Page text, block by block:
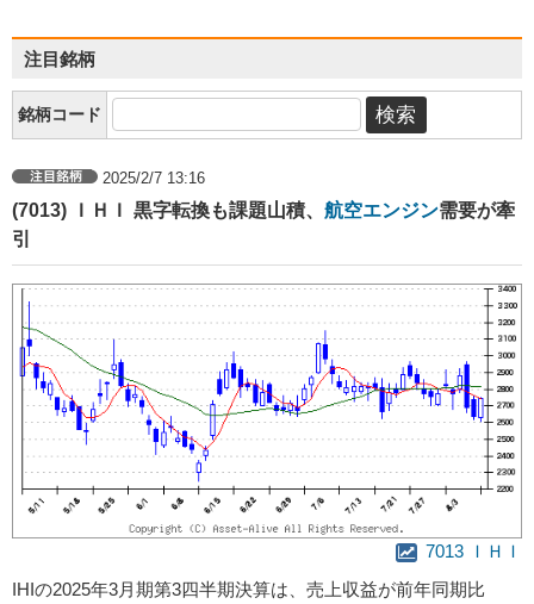
注目銘柄
銘柄コード
2025/2/7 13:16
(7013) ＩＨＩ 黒字転換も課題山積、 航空エンジン需要が牽
引
7013 ＩＨＩ
IHIの2025年3月期第3四半期決算は、売上収益が前年同期比